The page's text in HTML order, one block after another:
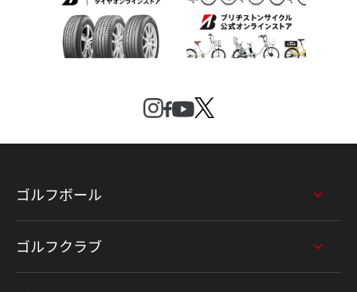
ゴルフボール
ゴルフクラブ